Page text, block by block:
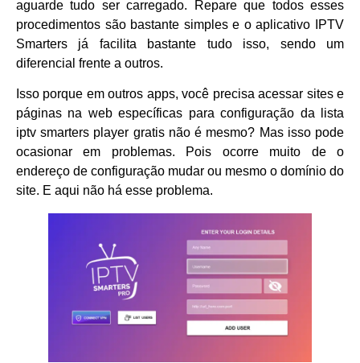
aguarde tudo ser carregado. Repare que todos esses
procedimentos são bastante simples e o aplicativo IPTV
Smarters já facilita bastante tudo isso, sendo um
diferencial frente a outros.
Isso porque em outros apps, você precisa acessar sites e
páginas na web específicas para configuração da lista
iptv smarters player gratis não é mesmo? Mas isso pode
ocasionar em problemas. Pois ocorre muito de o
endereço de configuração mudar ou mesmo o domínio do
site. E aqui não há esse problema.